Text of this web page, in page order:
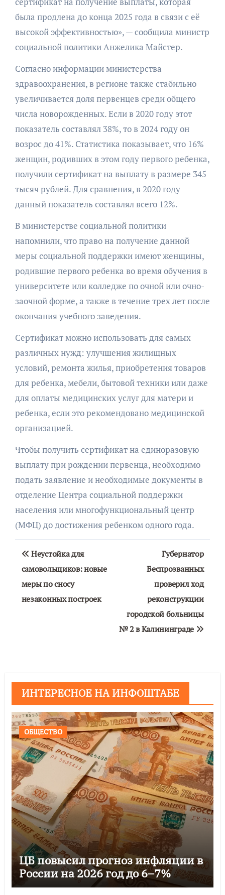
была продлена до конца 2025 года в связи с её
высокой эффективностью», — сообщила министр
социальной политики Анжелика Майстер.
Согласно информации министерства
здравоохранения, в регионе также стабильно
увеличивается доля первенцев среди общего
числа новорожденных. Если в 2020 году этот
показатель составлял 38%, то в 2024 году он
возрос до 41%. Статистика показывает, что 16%
женщин, родивших в этом году первого ребенка,
получили сертификат на выплату в размере 345
тысяч рублей. Для сравнения, в 2020 году
данный показатель составлял всего 12%.
В министерстве социальной политики
напомнили, что право на получение данной
меры социальной поддержки имеют женщины,
родившие первого ребенка во время обучения в
университете или колледже по очной или очно-
заочной форме, а также в течение трех лет после
окончания учебного заведения.
Сертификат можно использовать для самых
различных нужд: улучшения жилищных
условий, ремонта жилья, приобретения товаров
для ребенка, мебели, бытовой техники или даже
для оплаты медицинских услуг для матери и
ребенка, если это рекомендовано медицинской
организацией.
Чтобы получить сертификат на единоразовую
выплату при рождении первенца, необходимо
подать заявление и необходимые документы в
отделение Центра социальной поддержки
населения или многофункциональный центр
(МФЦ) до достижения ребенком одного года.
Навигация
по
записям
Неустойка для
самовольщиков: новые
меры по сносу
незаконных построек
Губернатор
Беспрозванных
проверил ход
реконструкции
городской больницы
№ 2 в Калининграде
ИНТЕРЕСНОЕ НА ИНФОШТАБЕ
ОБЩЕСТВО
ЦБ повысил прогноз инфляции в
России на 2026 год до 6–7%